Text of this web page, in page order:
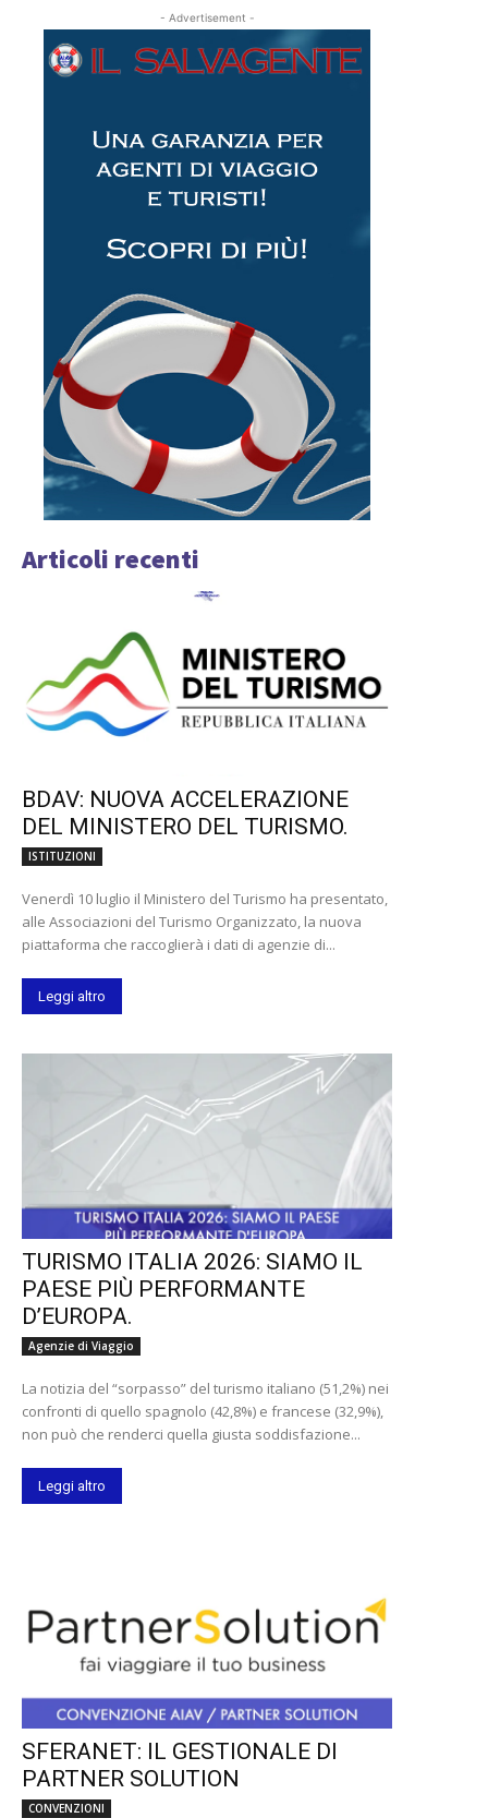
- Advertisement -
Articoli recenti
BDAV: NUOVA ACCELERAZIONE
DEL MINISTERO DEL TURISMO.
ISTITUZIONI
Venerdì 10 luglio il Ministero del Turismo ha presentato,
alle Associazioni del Turismo Organizzato, la nuova
piattaforma che raccoglierà i dati di agenzie di...
Leggi altro
TURISMO ITALIA 2026: SIAMO IL
PAESE PIÙ PERFORMANTE
D’EUROPA.
Agenzie di Viaggio
La notizia del “sorpasso” del turismo italiano (51,2%) nei
confronti di quello spagnolo (42,8%) e francese (32,9%),
non può che renderci quella giusta soddisfazione...
Leggi altro
SFERANET: IL GESTIONALE DI
PARTNER SOLUTION
CONVENZIONI